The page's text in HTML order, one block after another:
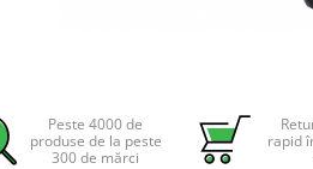
Peste 4000 de
produse de la peste
300 de mărci
rapid